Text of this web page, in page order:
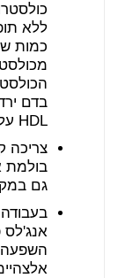
ללא
HDL עלתה ב- 29%.
צריכה
גם
אנג'לס